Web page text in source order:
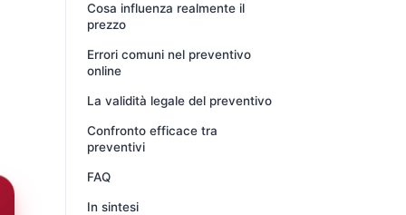
Cosa influenza realmente il
prezzo
Errori comuni nel preventivo
online
La validità legale del preventivo
Confronto efficace tra
preventivi
FAQ
In sintesi